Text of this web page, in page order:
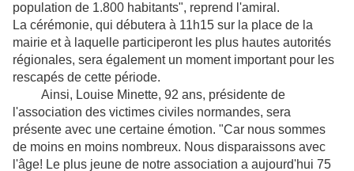
population de 1.800 habitants", reprend l'amiral.
La cérémonie, qui débutera à 11h15 sur la place de la
mairie et à laquelle participeront les plus hautes autorités
régionales, sera également un moment important pour les
rescapés de cette période.
Ainsi, Louise Minette, 92 ans, présidente de
l'association des victimes civiles normandes, sera
présente avec une certaine émotion. "Car nous sommes
de moins en moins nombreux. Nous disparaissons avec
l'âge! Le plus jeune de notre association a aujourd'hui 75